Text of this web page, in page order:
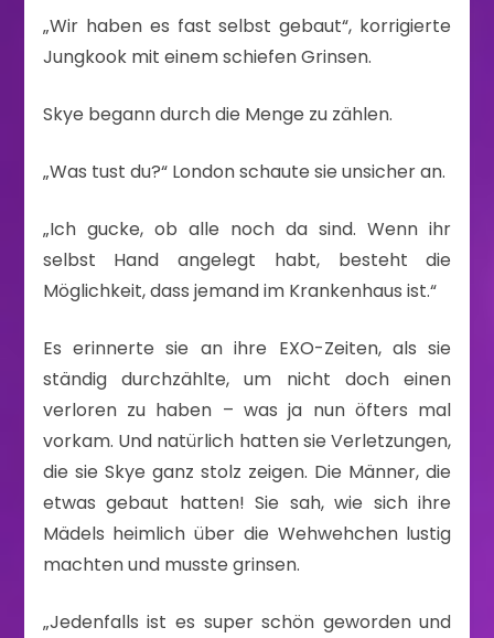
„Wir haben es fast selbst gebaut“, korrigierte
Jungkook mit einem schiefen Grinsen.
Skye begann durch die Menge zu zählen.
„Was tust du?“ London schaute sie unsicher an.
„Ich gucke, ob alle noch da sind. Wenn ihr
selbst Hand angelegt habt, besteht die
Möglichkeit, dass jemand im Krankenhaus ist.“
Es erinnerte sie an ihre EXO-Zeiten, als sie
ständig durchzählte, um nicht doch einen
verloren zu haben – was ja nun öfters mal
vorkam. Und natürlich hatten sie Verletzungen,
die sie Skye ganz stolz zeigen. Die Männer, die
etwas gebaut hatten! Sie sah, wie sich ihre
Mädels heimlich über die Wehwehchen lustig
machten und musste grinsen.
„Jedenfalls ist es super schön geworden und